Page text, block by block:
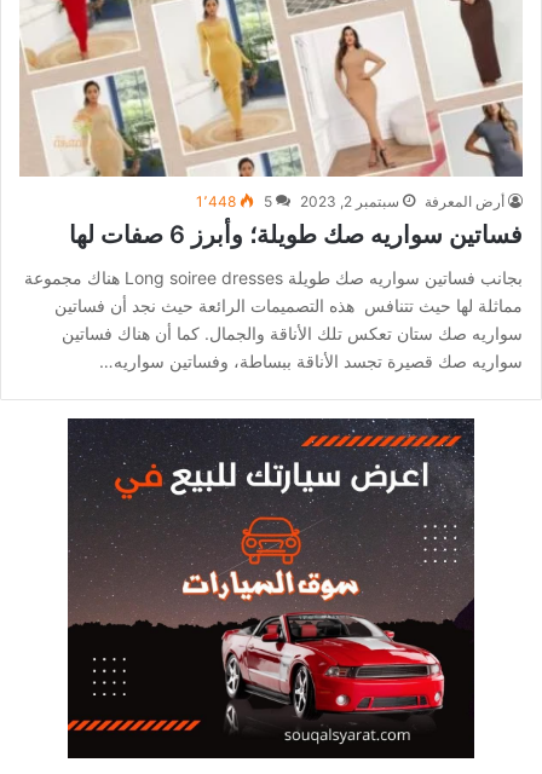
أرض المعرفة سبتمبر 2, 2023 5 1٬448
فساتين سواريه صك طويلة؛ وأبرز 6 صفات لها
بجانب فساتين سواريه صك طويلة Long soiree dresses هناك مجموعة
مماثلة لها حيث تتنافس هذه التصميمات الرائعة حيث نجد أن فساتين
سواريه صك ستان تعكس تلك الأناقة والجمال. كما أن هناك فساتين
سواريه صك قصيرة تجسد الأناقة ببساطة، وفساتين سواريه…